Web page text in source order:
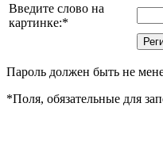
Введите слово на
картинке:*
Пароль должен быть не
*Поля, обязательные для